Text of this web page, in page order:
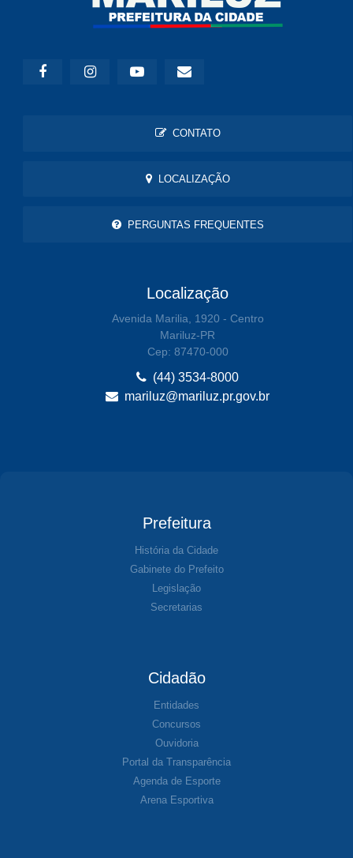
CONTATO
LOCALIZAÇÃO
PERGUNTAS FREQUENTES
Localização
Avenida Marilia, 1920 - Centro
Mariluz-PR
Cep: 87470-000
(44) 3534-8000
mariluz@mariluz.pr.gov.br
Prefeitura
História da Cidade
Gabinete do Prefeito
Legislação
Secretarias
Cidadão
Entidades
Concursos
Ouvidoria
Portal da Transparência
Agenda de Esporte
Arena Esportiva